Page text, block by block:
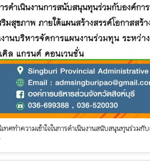
ทศทำความเข้าใจในการดำเนินงานสนับสนุนทุนร่วมกั